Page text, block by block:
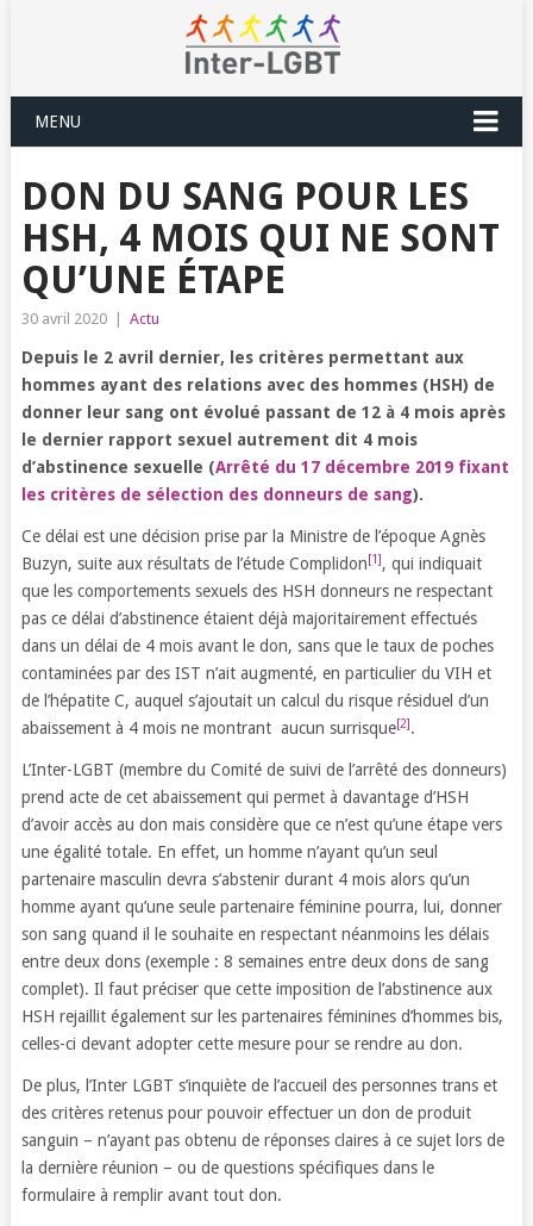
MENU
DON DU SANG POUR LES
HSH, 4 MOIS QUI NE SONT
QU’UNE ÉTAPE
30 avril 2020 Actu
Depuis le 2 avril dernier, les critères permettant aux
hommes ayant des relations avec des hommes (HSH) de
donner leur sang ont évolué passant de 12 à 4 mois après
le dernier rapport sexuel autrement dit 4 mois
d’abstinence sexuelle (Arrêté du 17 décembre 2019 fixant
les critères de sélection des donneurs de sang).
Ce délai est une décision prise par la Ministre de l’époque Agnès
Buzyn, suite aux résultats de l’étude Complidon[1], qui indiquait
que les comportements sexuels des HSH donneurs ne respectant
pas ce délai d’abstinence étaient déjà majoritairement effectués
dans un délai de 4 mois avant le don, sans que le taux de poches
contaminées par des IST n’ait augmenté, en particulier du VIH et
de l’hépatite C, auquel s’ajoutait un calcul du risque résiduel d’un
abaissement à 4 mois ne montrant aucun surrisque[2].
L’Inter-LGBT (membre du Comité de suivi de l’arrêté des donneurs)
prend acte de cet abaissement qui permet à davantage d’HSH
d’avoir accès au don mais considère que ce n’est qu’une étape vers
une égalité totale. En effet, un homme n’ayant qu’un seul
partenaire masculin devra s’abstenir durant 4 mois alors qu’un
homme ayant qu’une seule partenaire féminine pourra, lui, donner
son sang quand il le souhaite en respectant néanmoins les délais
entre deux dons (exemple : 8 semaines entre deux dons de sang
complet). Il faut préciser que cette imposition de l’abstinence aux
HSH rejaillit également sur les partenaires féminines d’hommes bis,
celles-ci devant adopter cette mesure pour se rendre au don.
De plus, l’Inter LGBT s’inquiète de l’accueil des personnes trans et
des critères retenus pour pouvoir effectuer un don de produit
sanguin – n’ayant pas obtenu de réponses claires à ce sujet lors de
la dernière réunion – ou de questions spécifiques dans le
formulaire à remplir avant tout don.